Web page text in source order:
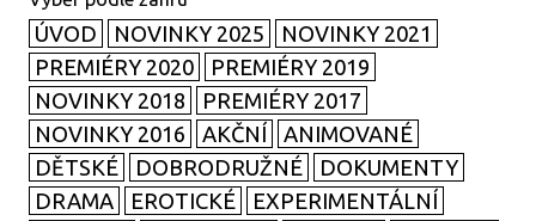
ÚVOD NOVINKY 2025
NOVINKY 2021
PREMIÉRY 2020
PREMIÉRY 2019
NOVINKY 2018
PREMIÉRY 2017
NOVINKY 2016
AKČNÍ
ANIMOVANÉ
DĚTSKÉ
DOBRODRUŽNÉ
DOKUMENTY
DRAMA
EROTICKÉ
EXPERIMENTÁLNÍ